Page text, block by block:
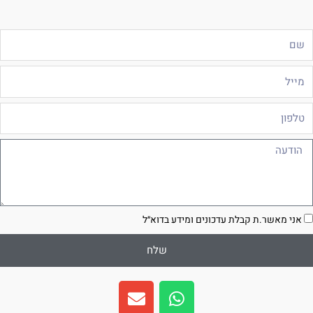
אני מאשר.ת קבלת עדכונים ומידע בדוא״ל
שלח
W
h
E
n